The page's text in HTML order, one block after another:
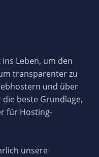
ins Leben, um den
transparenter zu
und über
beste Grundlage,
für Hosting-
unsere